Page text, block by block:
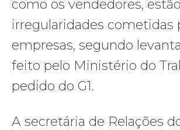
como os vendedores,
irregularidades cometidas
empresas, segundo
feito pelo Ministério do
pedido do G1.
A secretária de Relações